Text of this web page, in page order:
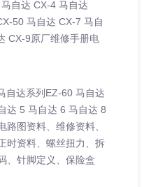
自达 CX-4 马自达
50 马自达 CX-7 马自
CX-9原厂维修手册电
自达系列EZ-60 马自达
达 5 马自达 6 马自达 8
路图资料、维修资料、
时资料、螺丝扭力、拆
、针脚定义、保险盒